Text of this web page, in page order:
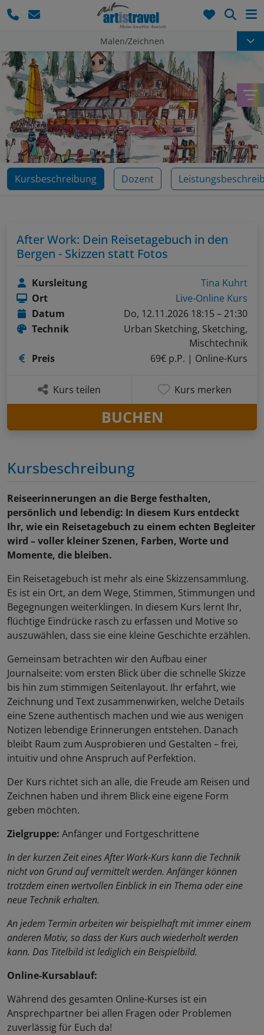
Malen/Zeichnen
Kursbeschreibung Dozent
Kursbeschreibung
Reiseerinnerungen an die Berge festhalten,
persönlich und lebendig: In diesem Kurs entdeckt
Ihr, wie ein Reisetagebuch zu einem echten Begleiter
wird – voller kleiner Szenen, Farben, Worte und
Momente, die bleiben.
Ein Reisetagebuch ist mehr als eine Skizzensammlung.
Es ist ein Ort, an dem Wege, Stimmen, Stimmungen und
Begegnungen weiterklingen. In diesem Kurs lernt Ihr,
flüchtige Eindrücke rasch zu erfassen und Motive so
auszuwählen, dass sie eine kleine Geschichte erzählen.
Gemeinsam betrachten wir den Aufbau einer
Journalseite: vom ersten Blick über die schnelle Skizze
bis hin zum stimmigen Seitenlayout. Ihr erfahrt, wie
Zeichnung und Text zusammenwirken, welche Details
eine Szene authentisch machen und wie aus wenigen
Notizen lebendige Erinnerungen entstehen. Danach
bleibt Raum zum Ausprobieren und Gestalten – frei,
intuitiv und ohne Anspruch auf Perfektion.
Der Kurs richtet sich an alle, die Freude am Reisen und
Zeichnen haben und ihrem Blick eine eigene Form
geben möchten.
Zielgruppe: Anfänger und Fortgeschrittene
In der kurzen Zeit eines After Work-Kurs kann die Technik
nicht von Grund auf vermittelt werden. Anfänger können
trotzdem einen wertvollen Einblick in ein Thema oder eine
neue Technik erhalten.
An jedem Termin arbeiten wir beispielhaft mit immer einem
anderen Motiv, so dass der Kurs auch wiederholt werden
kann. Das Titelbild ist lediglich ein Beispielbild.
Online-Kursablauf:
Während des gesamten Online-Kurses ist ein
Ansprechpartner bei allen Fragen oder Problemen
zuverlässig für Euch da!
After Work: Dein Reisetagebuch in den
Bergen - Skizzen statt Fotos
Kursleitung
Tina Kuhrt
Ort
Live-Online Kurs
Datum
Do, 12.11.2026 18:15 – 21:30
Technik
Urban Sketching, Sketching,
Mischtechnik
Preis
69€ p.P. | Online-Kurs
Kurs teilen Kurs merken
BUCHEN